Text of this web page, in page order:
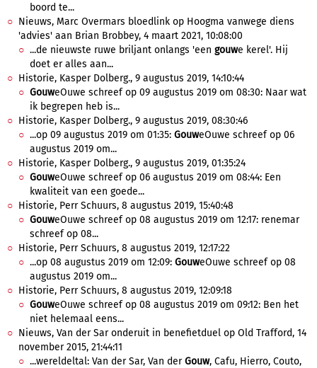
boord te...
Nieuws, Marc Overmars bloedlink op Hoogma vanwege diens
'advies' aan Brian Brobbey, 4 maart 2021, 10:08:00
...de nieuwste ruwe briljant onlangs 'een gouwe kerel'. Hij
doet er alles aan...
Historie, Kasper Dolberg., 9 augustus 2019, 14:10:44
GouweOuwe schreef op 09 augustus 2019 om 08:30: Naar wat
ik begrepen heb is...
Historie, Kasper Dolberg., 9 augustus 2019, 08:30:46
...op 09 augustus 2019 om 01:35: GouweOuwe schreef op 06
augustus 2019 om...
Historie, Kasper Dolberg., 9 augustus 2019, 01:35:24
GouweOuwe schreef op 06 augustus 2019 om 08:44: Een
kwaliteit van een goede...
Historie, Perr Schuurs, 8 augustus 2019, 15:40:48
GouweOuwe schreef op 08 augustus 2019 om 12:17: renemar
schreef op 08...
Historie, Perr Schuurs, 8 augustus 2019, 12:17:22
...op 08 augustus 2019 om 12:09: GouweOuwe schreef op 08
augustus 2019 om...
Historie, Perr Schuurs, 8 augustus 2019, 12:09:18
GouweOuwe schreef op 08 augustus 2019 om 09:12: Ben het
niet helemaal eens...
Nieuws, Van der Sar onderuit in benefietduel op Old Trafford, 14
november 2015, 21:44:11
...wereldeltal: Van der Sar, Van derGouw, Cafu, Hierro, Couto,